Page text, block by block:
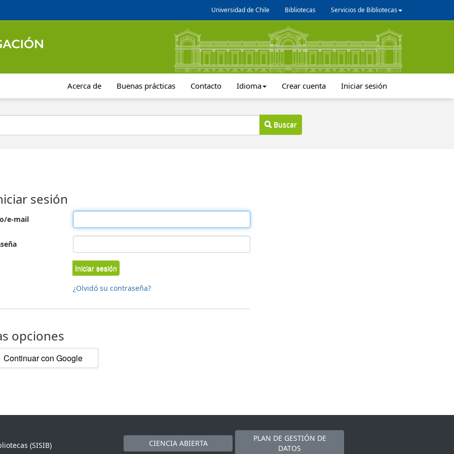
Universidad de Chile Bibliotecas Servicios de Bibliotecas
Acerca de Buenas prácticas Contacto Idioma Crear cuenta Iniciar sesión
Buscar
sesión
e-mail
Iniciar sesión
¿Olvidó su contraseña?
opciones
Continuar con Google
(SISIB)
CIENCIA ABIERTA
PLAN DE GESTIÓN DE
DATOS